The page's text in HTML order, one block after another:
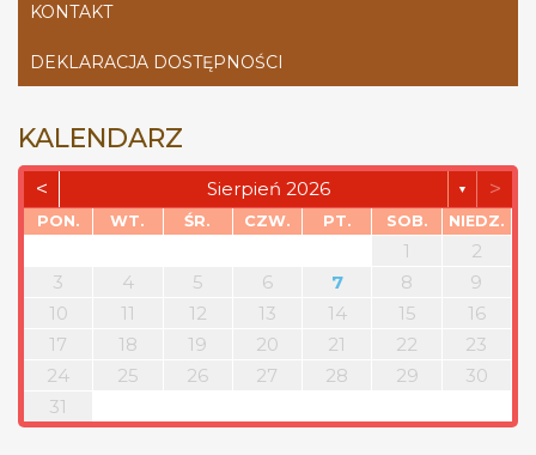
KONTAKT
DEKLARACJA DOSTĘPNOŚCI
KALENDARZ
< Sierpień 2026 ▼ >
PON. WT. ŚR. CZW. PT. SOB. NIEDZ.
1
2
3
4 5 6 7 8
9
10
11 12 13 14 15
16
17
18 19 20 21 22
23
24
25 26 27 28 29
30
31